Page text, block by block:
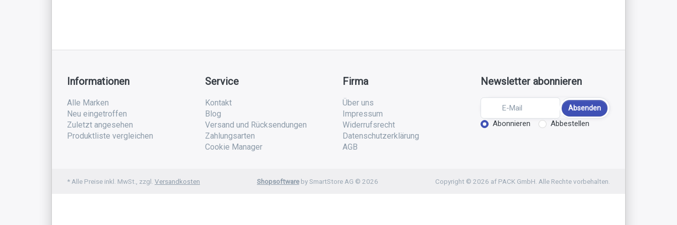
Informationen
Alle Marken
Neu eingetroffen
Zuletzt angesehen
Produktliste vergleichen
Service
Kontakt
Blog
Versand und Rücksendungen
Zahlungsarten
Cookie Manager
Firma
Über uns
Impressum
Widerrufsrecht
Datenschutzerklärung
AGB
Newsletter abonnieren
Absenden
Aktion wählen
Abonnieren Abbestellen
* Alle Preise inkl. MwSt., zzgl. Versandkosten Shopsoftwareby SmartStore AG © 2026 Copyright © 2026 af PACK GmbH. Alle Rechte vorbehalten.